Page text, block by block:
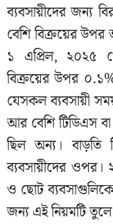
ব্যবসায়ীদের জন্য
বেশি বিক্রয়ের উপর
১ এপ্রিল, ২০২৫
বিক্রয়ের উপর
যেসকল ব্যবসায়ী
আর বেশি টিডিএস
ছিল অন্য। বাড়তি
ব্যবসায়ীদের ওপর।
ও ছোট
জন্য এই নিয়মটি